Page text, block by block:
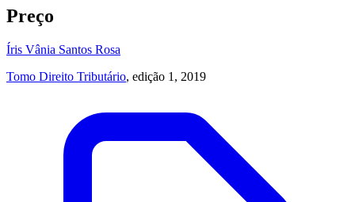
Preço
Íris Vânia Santos Rosa
Tomo Direito Tributário, edição 1, 2019